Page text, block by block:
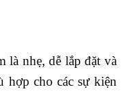
là nhẹ, dễ lắp đặt và
hợp cho các sự kiện